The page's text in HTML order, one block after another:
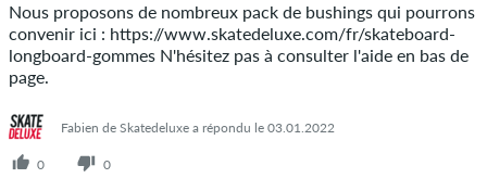
Nous proposons de nombreux pack de bushings qui pourrons
convenir ici : https://www.skatedeluxe.com/fr/skateboard-
longboard-gommes N'hésitez pas à consulter l'aide en bas de
page.
Fabien de Skatedeluxe a répondu le 03.01.2022
0 0